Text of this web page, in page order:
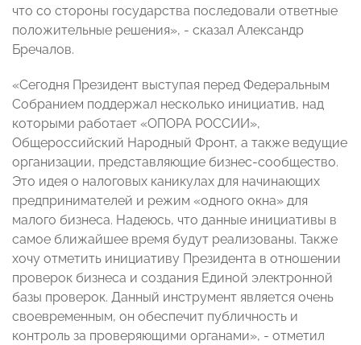
что со стороны государства последовали ответные
положительные решения», - сказал Александр
Бречалов.
«Сегодня Президент выступая перед Федеральным
Собранием поддержал несколько инициатив, над
которыми работает «ОПОРА РОССИИ»,
Общероссийский Народный Фронт, а также ведущие
организации, представляющие бизнес-сообщество.
Это идея о налоговых каникулах для начинающих
предпринимателей и режим «одного окна» для
малого бизнеса. Надеюсь, что данные инициативы в
самое ближайшее время будут реализованы. Также
хочу отметить инициативу Президента в отношении
проверок бизнеса и создания Единой электронной
базы проверок. Данный инструмент является очень
своевременным, он обеспечит публичность и
контроль за проверяющими органами», - отметил